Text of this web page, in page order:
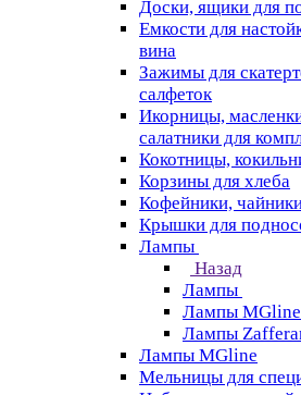
Доски, ящики для
Емкости для
вина
Зажимы для
салфеток
Икорницы,
салатники для
Кокотницы,
Корзины для хлеба
Кофейники,
Крышки для
Лампы
Назад
Лампы
Лампы MGline
Лампы
Лампы MGline
Мельницы для